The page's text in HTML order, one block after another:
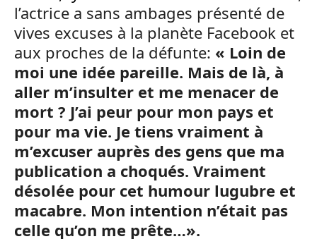
l’actrice a sans ambages présenté de
vives excuses à la planète Facebook et
aux proches de la défunte: « Loin de
moi une idée pareille. Mais de là, à
aller m’insulter et me menacer de
mort ? J’ai peur pour mon pays et
pour ma vie. Je tiens vraiment à
m’excuser auprès des gens que ma
publication a choqués. Vraiment
désolée pour cet humour lugubre et
macabre. Mon intention n’était pas
celle qu’on me prête…».